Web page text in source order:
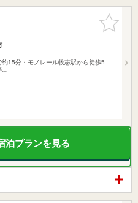
お気に入
りに追加
15分・モノレール牧志駅から徒歩5
…
泊プランを見る